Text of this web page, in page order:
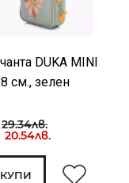
DUKA MINI
см., зелен
29.34лв.
КУПИ